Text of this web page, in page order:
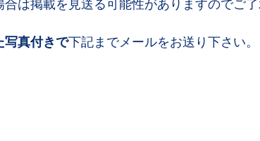
は掲載を見送る可能性がありますのでご了
写真付きで下記までメールをお送り下さい。